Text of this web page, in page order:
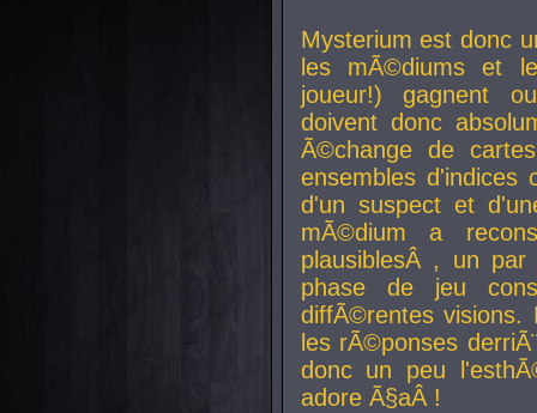
Mysterium est donc
les mÃ©diums et
joueur!) gagnent
doivent donc
Ã©change de
ensembles d'indices
d'un suspect et
mÃ©dium a
plausiblesÂ , un par
phase de jeu
diffÃ©rentes visions.
les rÃ©ponses
donc un peu
adore Ã§aÂ !